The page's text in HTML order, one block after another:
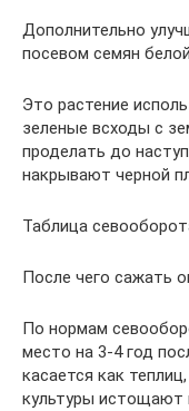
Дополнительно
посевом семян
Это растение
зеленые всходы с
проделать до
накрывают черной
Таблица
После чего сажать
По нормам
место на 3-4 год
касается как
культуры истощают